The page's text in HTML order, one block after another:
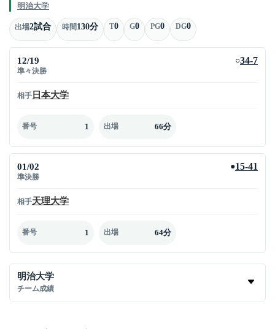
明治大学
出場2試合 時間130分 T0 G0 PG0 DG0
12/19
準々決勝
○34-7
相手 日本大学
番号 1 出場 66分
01/02
準決勝
●15-41
相手天理大学
番号 1 出場 64分
明治大学
チーム成績